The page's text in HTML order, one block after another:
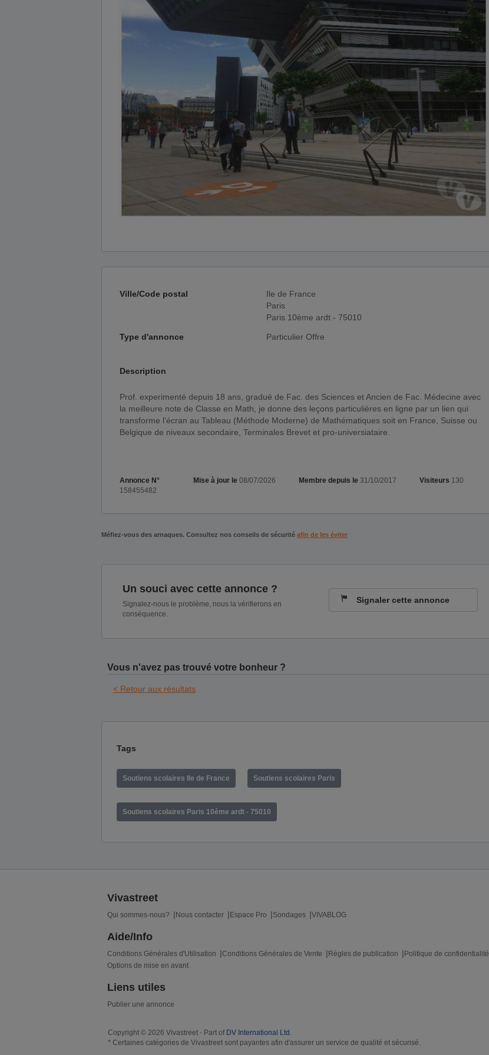
Ville/Code postal
Ile de France
Paris
Paris 10ème ardt - 75010
Type d'annonce Particulier Offre
Description
Prof. experimenté depuis 18 ans, gradué de Fac. des Sciences et Ancien de Fac. Médecine avec
la meilleure note de Classe en Math, je donne des leçons particulières en ligne par un lien qui
transforme l'écran au Tableau (Méthode Moderne) de Mathématiques soit en France, Suisse ou
Belgique de niveaux secondaire, Terminales Brevet et pro-universiataire.
Annonce N°
158455482
Mise à jour le 08/07/2026 Membre depuis le 31/10/2017 Visiteurs 130
Méfiez-vous des arnaques. Consultez nos conseils de sécurité afin de les éviter
Un souci avec cette annonce ?
Signalez-nous le problème, nous la vérifierons en
conséquence.
Signaler cette annonce
Vous n'avez pas trouvé votre bonheur ?
< Retour aux résultats
Tags
Soutiens scolaires Ile de France Soutiens scolaires Paris
Soutiens scolaires Paris 10ème ardt - 75010
Vivastreet
Qui sommes-nous? Nous contacter Espace Pro Sondages VIVABLOG
Aide/Info
Conditions Générales d'Utilisation Conditions Générales de Vente Règles de publication Politique de confidentialité
Options de mise en avant
Liens utiles
Publier une annonce
Copyright © 2026 Vivastreet - Part of DV International Ltd .
* Certaines catégories de Vivastreet sont payantes afin d'assurer un service de qualité et sécurisé.